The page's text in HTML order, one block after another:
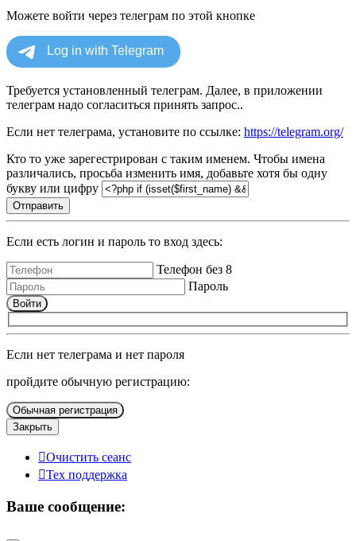
Можете войти через телеграм по этой кнопке
Требуется установленный телеграм. Далее, в приложении
телеграм надо согласиться принять запрос..
Если нет телеграма, установите по ссылке: https://telegram.org/
Кто то уже зарегестрирован с таким именем. Чтобы имена
различались, просьба изменить имя, добавьте хотя бы одну
букву или цифру
Отправить
Если есть логин и пароль то вход здесь:
Телефон без 8
Пароль
Войти
Если нет телеграма и нет пароля
пройдите обычную регистрацию:
Обычная регистрация
Закрыть
Очистить сеанс
Тех поддержка
Ваше сообщение: